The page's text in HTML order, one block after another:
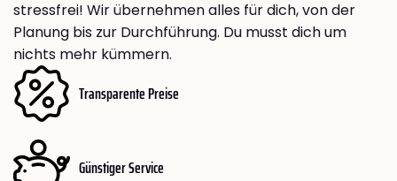
stressfrei! Wir übernehmen alles für dich, von der
Planung bis zur Durchführung. Du musst dich um
nichts mehr kümmern.
Transparente Preise
Günstiger Service